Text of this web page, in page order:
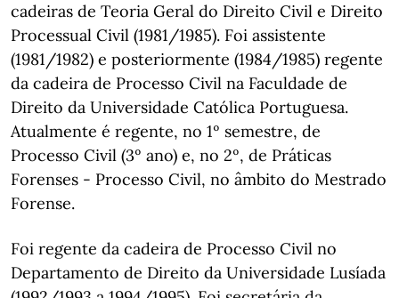
cadeiras de Teoria Geral do Direito Civil e Direito
Processual Civil (1981/1985). Foi assistente
(1981/1982) e posteriormente (1984/1985) regente
da cadeira de Processo Civil na Faculdade de
Direito da Universidade Católica Portuguesa.
Atualmente é regente, no 1º semestre, de
Processo Civil (3º ano) e, no 2º, de Práticas
Forenses - Processo Civil, no âmbito do Mestrado
Forense.
Foi regente da cadeira de Processo Civil no
Departamento de Direito da Universidade Lusíada